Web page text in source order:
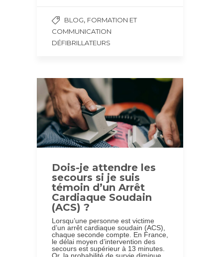
BLOG, FORMATION ET
COMMUNICATION
DÉFIBRILLATEURS
Dois-je attendre les
secours si je suis
témoin d’un Arrêt
Cardiaque Soudain
(ACS) ?
Lorsqu’une personne est victime
d’un arrêt cardiaque soudain (ACS),
chaque seconde compte. En France,
le délai moyen d’intervention des
secours est supérieur à 13 minutes.
Or, la probabilité de survie diminue